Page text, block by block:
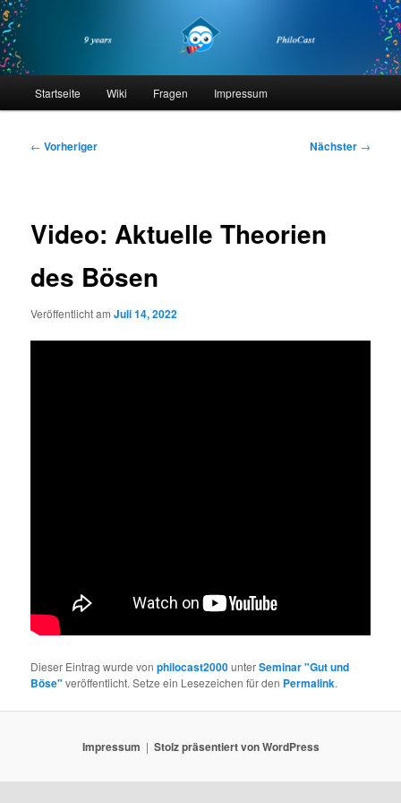
Zum
primären
Inhalt
springenphilocast
Startseite Wiki Fragen Impressum
Beitragsnavigation
← Vorheriger Nächster →
Video: Aktuelle Theorien
des Bösen
Veröffentlicht amJuli 14, 2022
Dieser Eintrag wurde vonphilocast2000unterSeminar "Gut und
Böse" veröffentlicht. Setze ein Lesezeichen für den Permalink.
Impressum Stolz präsentiert von WordPress